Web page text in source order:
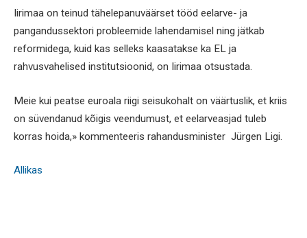
Iirimaa on teinud tähelepanuväärset tööd eelarve- ja
pangandussektori probleemide lahendamisel ning jätkab
reformidega, kuid kas selleks kaasatakse ka EL ja
rahvusvahelised institutsioonid, on Iirimaa otsustada.
Meie kui peatse euroala riigi seisukohalt on väärtuslik, et kriis
on süvendanud kõigis veendumust, et eelarveasjad tuleb
korras hoida,» kommenteeris rahandusminister Jürgen Ligi.
Allikas